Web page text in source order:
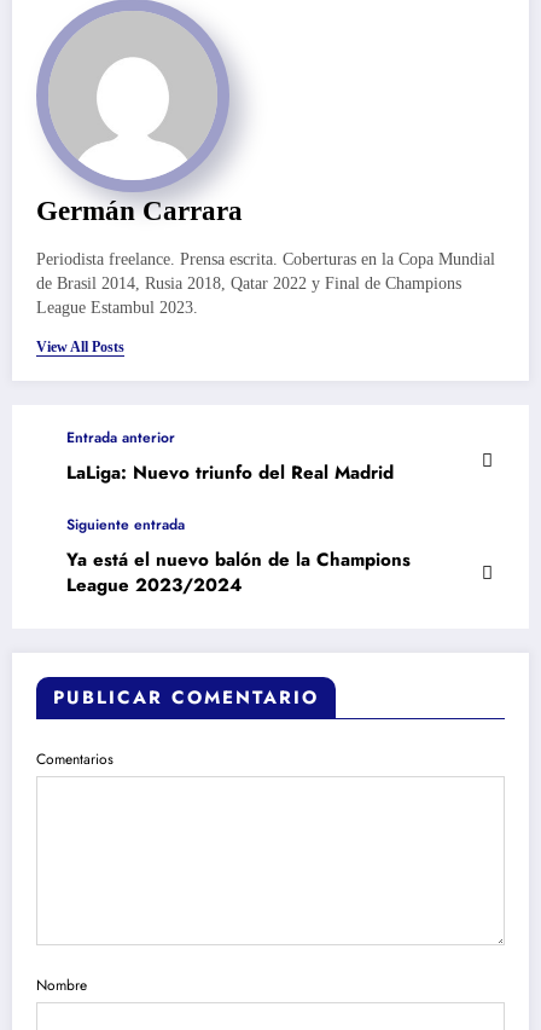
Germán Carrara
Periodista freelance. Prensa escrita. Coberturas en la Copa Mundial
de Brasil 2014, Rusia 2018, Qatar 2022 y Final de Champions
League Estambul 2023.
View All Posts
Entrada anterior
LaLiga: Nuevo triunfo del Real Madrid
Siguiente entrada
Ya está el nuevo balón de la Champions
League 2023/2024
PUBLICAR COMENTARIO
Comentarios
Nombre